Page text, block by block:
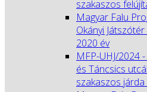
szakaszos
Magyar Falu
Okányi
2020 év
MFP-UHJ/2024
és Táncsics
szakaszos